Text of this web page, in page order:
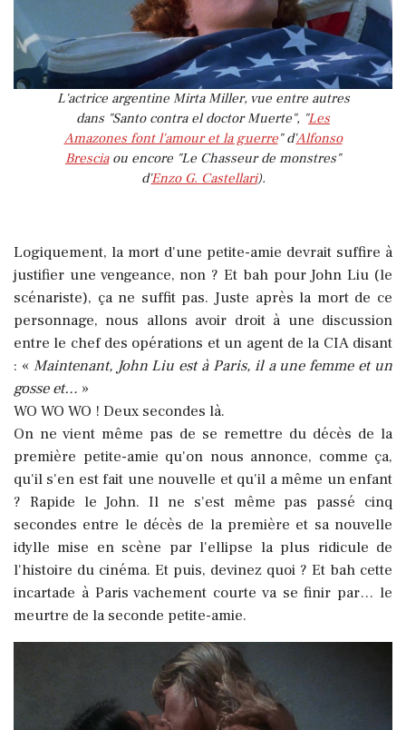
L'actrice argentine Mirta Miller, vue entre autres
dans "Santo contra el doctor Muerte", "Les
Amazones font l'amour et la guerre" d'Alfonso
Bresciaou encore "Le Chasseur de monstres"
d'Enzo G. Castellari).
Logiquement, la mort d'une petite-amie devrait suffire à
justifier une vengeance, non ? Et bah pour John Liu (le
scénariste), ça ne suffit pas. Juste après la mort de ce
personnage, nous allons avoir droit à une discussion
entre le chef des opérations et un agent de la CIA disant
: « Maintenant, John Liu est à Paris, il a une femme et un
gosse et… »
WO WO WO ! Deux secondes là.
On ne vient même pas de se remettre du décès de la
première petite-amie qu'on nous annonce, comme ça,
qu'il s'en est fait une nouvelle et qu'il a même un enfant
? Rapide le John. Il ne s'est même pas passé cinq
secondes entre le décès de la première et sa nouvelle
idylle mise en scène par l'ellipse la plus ridicule de
l'histoire du cinéma. Et puis, devinez quoi ? Et bah cette
incartade à Paris vachement courte va se finir par… le
meurtre de la seconde petite-amie.